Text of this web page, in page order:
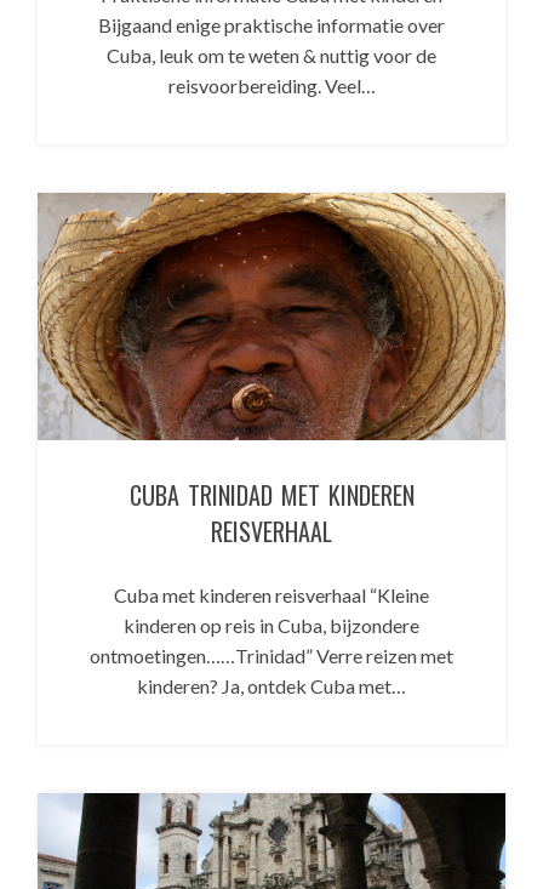
Bijgaand enige praktische informatie over
Cuba, leuk om te weten & nuttig voor de
reisvoorbereiding. Veel…
CUBA TRINIDAD MET KINDEREN
REISVERHAAL
Cuba met kinderen reisverhaal “Kleine
kinderen op reis in Cuba, bijzondere
ontmoetingen……Trinidad” Verre reizen met
kinderen? Ja, ontdek Cuba met…